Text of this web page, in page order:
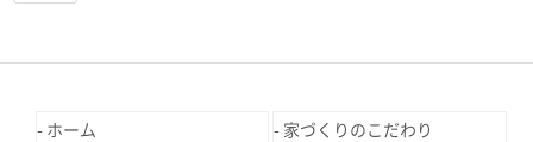
ホーム 家づくりのこだわり